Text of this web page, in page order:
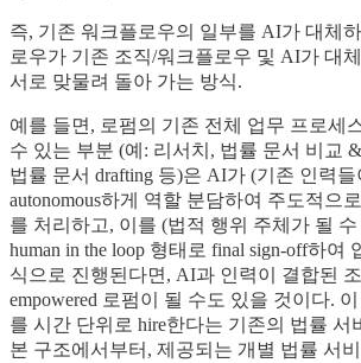
즉, 기존 워크플로우의 일부를 AI가 대체
로우가 기존 조직/워크플로우 및 AI가 대
서로 맞물려 돌아 가는 방식.
예를 들면, 로펌의 기존 전체 업무 프로세
수 있는 부분 (예: 리서치, 법률 문서 비교
법률 문서 drafting 등)은 AI가 (기존 인력
autonomous하게 역할 분담하여 주도적으
를 처리하고, 이를 (법적 행위 주체가 될
human in the loop 형태로 final sign-off하여
식으로 진행된다면, AI과 인력이 결합된
empowered 로펌이 될 수도 있을 것이다.
를 시간 단위로 hire한다는 기존의 법률 서
본 구조에서부터, 제공되는 개별 법률 서